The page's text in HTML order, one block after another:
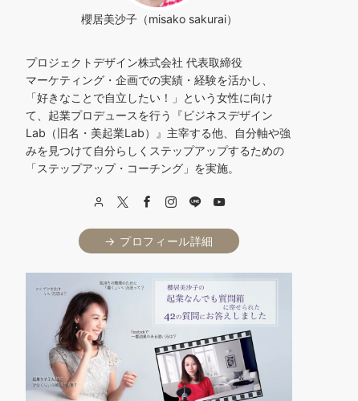
櫻居美沙子（misako sakurai）
プロジェクトデザイン株式会社 代表取締役
マーケティング・企画での実績・経験を活かし、
「好きなことで自立したい！」という女性に向け
て、起業プロデュースを行う『ビジネスデザイン
Lab（旧名・美起業Lab）』主宰する他、自分軸や強
みを見つけて自分らしくステップアップするための
「ステップアップ・コーチング」を実施。
→ プロフィール詳細